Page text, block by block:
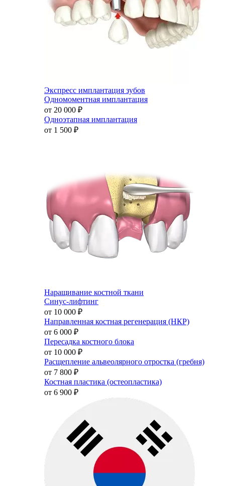
Экспресс имплантация зубов
Одномоментная имплантация
от 20 000 ₽
Одноэтапная имплантация
от 1 500 ₽
Наращивание костной ткани
Синус-лифтинг
от 10 000 ₽
Направленная костная регенерация (НКР)
от 6 000 ₽
Пересадка костного блока
от 10 000 ₽
Расщепление альвеолярного отростка (гребня)
от 7 800 ₽
Костная пластика (остеопластика)
от 6 900 ₽